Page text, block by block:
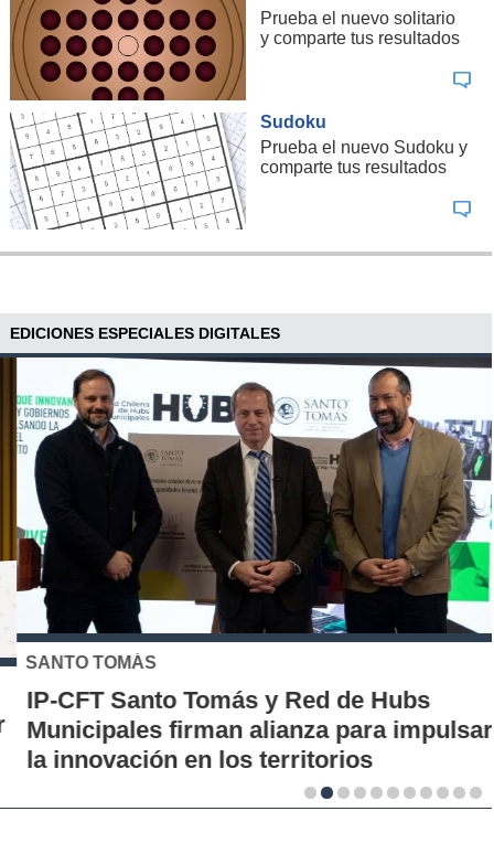
Prueba el nuevo solitario
y comparte tus resultados
Sudoku
Prueba el nuevo Sudoku y
comparte tus resultados
EDICIONES ESPECIALES DIGITALES
SANTO TOMÁS
IP-CFT Santo Tomás y Red de Hubs
Municipales firman alianza para impulsar
la innovación en los territorios